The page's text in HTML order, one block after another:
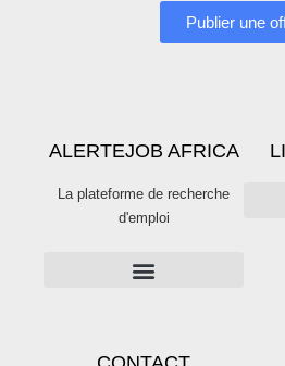
Publier une
ALERTEJOB AFRICA
La plateforme de recherche
d'emploi